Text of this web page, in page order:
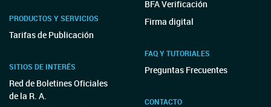
PRODUCTOS Y SERVICIOS
Tarifas de Publicación
SITIOS DE INTERÉS
Red de Boletines Oficiales
de la R. A.
BFA Verificación
Firma digital
FAQ Y TUTORIALES
Preguntas Frecuentes
CONTACTO